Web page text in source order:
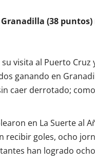
(38 puntos)
visita al Puerto Cruz
ganando en
caer derrotado;
en La Suerte al
recibir goles, ocho
han logrado